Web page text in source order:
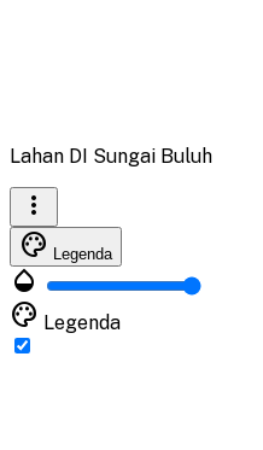
Lahan DI Sungai Buluh
more_vert
palette Legenda
opacity
palette Legenda